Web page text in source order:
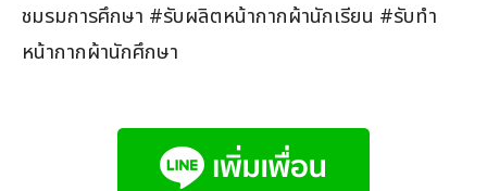
ชมรมการศึกษา #รับผลิตหน้ากากผ้านักเรียน #รับทำ
หน้ากากผ้านักศึกษา